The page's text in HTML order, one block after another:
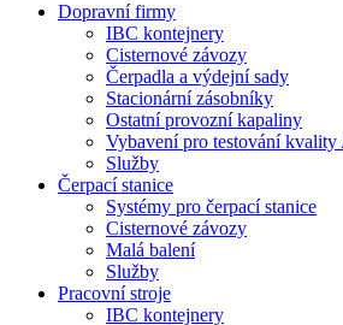
Dopravní firmy
IBC kontejnery
Cisternové závozy
Čerpadla a výdejní sady
Stacionární zásobníky
Ostatní provozní kapaliny
Vybavení pro testování
Služby
Čerpací stanice
Systémy pro čerpací stanice
Cisternové závozy
Malá balení
Služby
Pracovní stroje
IBC kontejnery